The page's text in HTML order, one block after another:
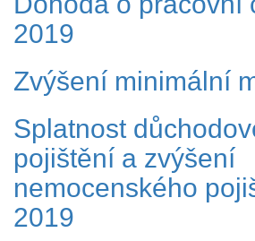
2019
Zvýšení minimální
Splatnost
pojištění a zvýšení
nemocenského
2019